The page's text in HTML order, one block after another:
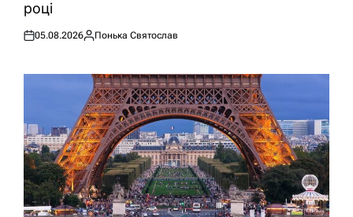
році
Оприлюднено
05.08.2026
Опубліковано
Понька Святослав